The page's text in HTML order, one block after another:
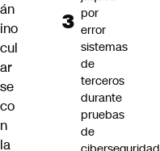
án
ino
cul
ar
se
co
n
la
por
error
sistemas
de
terceros
durante
pruebas
de